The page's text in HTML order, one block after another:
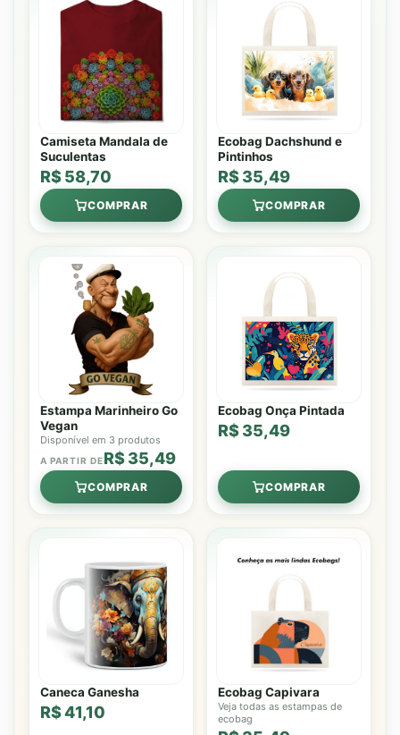
Camiseta Mandala de
Suculentas
R$ 58,70
COMPRAR
Ecobag Dachshund e
Pintinhos
R$ 35,49
COMPRAR
Estampa Marinheiro Go
Vegan
Disponível em 3 produtos
A PARTIR DER$ 35,49
COMPRAR
Ecobag Onça Pintada
R$ 35,49
COMPRAR
Caneca Ganesha
R$ 41,10
Ecobag Capivara
Veja todas as estampas de
ecobag